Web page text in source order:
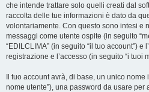
che intende trattare solo quelli creati dal
raccolta delle tue informazioni è dato da
volontariamente. Con questo sono intesi e
messaggi come utente ospite (in seguito
“EDILCLIMA” (in seguito “il tuo account”) e
registrazione e l’accesso (in seguito “i tuoi
Il tuo account avrà, di base, un unico nome
nome utente”), una password da usare